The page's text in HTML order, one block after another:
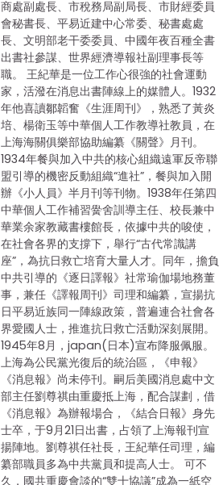
商處副處長、市稅務局副局長、市財經委員
會秘書長、平易近建中心常委、秘書處處
長、文明部老干委委員、中國年夜百種全書
出書社參謀、世界經濟導報社副理事長等
職。 王紀華是一位工作心很強的社會運動
家，活潑在消息出書陣線上的媒體人。1932
年他喜讀鄒韜奮《生涯周刊》，熟悉了黃炎
培、楊衛玉等中華個人工作教導社教員，在
上海海關俱樂部協助編纂《關聲》月刊。
1934年餐與加入中共的核心組織遠軍反帝聯
盟引導的機密反動組織“進社”，餐與加入開
辦《小人員》半月刊等刊物。1938年任第四
中華個人工作補習黌舍訓導主任、校長兼中
華業余家教藏書樓館長，依據中共的唆使，
在社會各界的支撐下，舉行“古代常識講
座”，為抗日救亡培育大量人才。同年，擔負
中共引導的《逐日譯報》社常瑜伽場地務董
事，兼任《譯報周刊》司理和編纂，宣揚抗
日平易近族同一陣線政策，普遍連合社會各
界愛國人士，推進抗日救亡活動深刻展開。
1945年8月，japan(日本)宣布降服佩服。
上海為公民黨光復后的統治區，《申報》
《消息報》尚未停刊。嗣后美國消息處中文
部主任劉尊祺由重慶抵上海，配合謀劃，借
《消息報》為辦報場合，《結合日報》身先
士卒，于9月21日出書，占領了上海報刊宣
揚陣地。劉尊祺任社長，王紀華任司理，編
纂部職員多為中共黨員和提高人士。 可不
久，國共重慶會談的“雙十協議”成為一紙空